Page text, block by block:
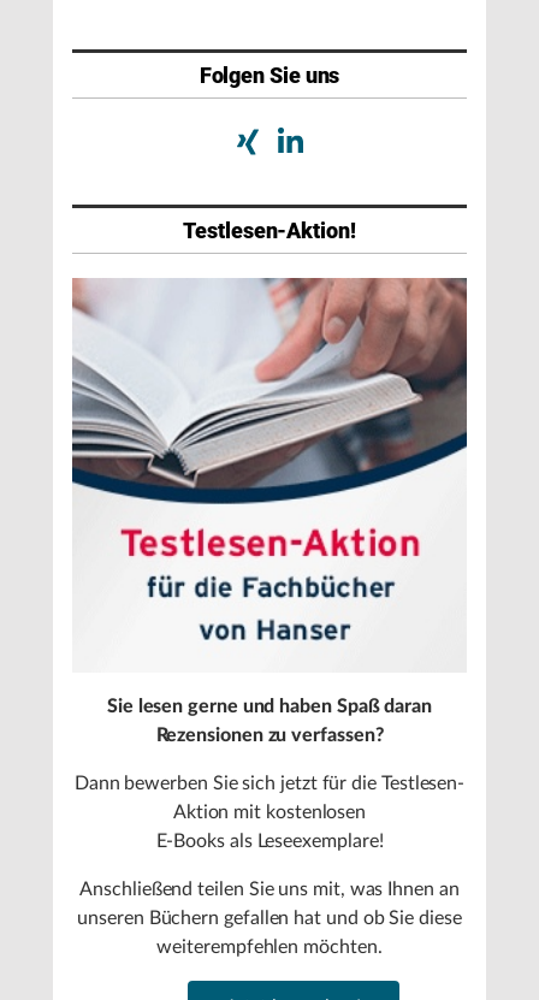
Folgen Sie uns
Testlesen-Aktion!
Sie lesen gerne und haben Spaß daran
Rezensionen zu verfassen?
Dann bewerben Sie sich jetzt für die Testlesen-
Aktion mit kostenlosen
E-Books als Leseexemplare!
Anschließend teilen Sie uns mit, was Ihnen an
unseren Büchern gefallen hat und ob Sie diese
weiterempfehlen möchten.